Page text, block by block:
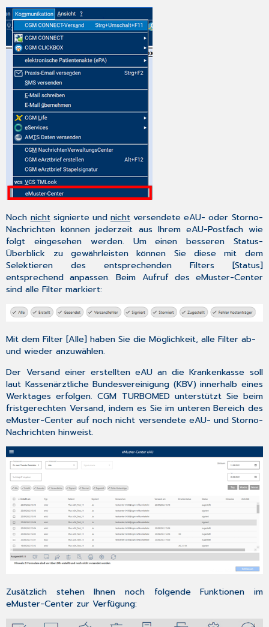
Noch nichtsignierte undnicht versendete eAU- oder Storno-
Nachrichten können jederzeit aus Ihrem eAU-Postfach wie
folgt eingesehen werden. Um einen besseren Status-
Überblick zu gewährleisten können Sie diese mit dem
Selektieren des entsprechenden Filters [Status]
entsprechend anpassen. Beim Aufruf des eMuster-Center
sind alle Filter markiert:
Mit dem Filter [Alle] haben Sie die Möglichkeit, alle Filter ab-
und wieder anzuwählen.
Der Versand einer erstellten eAU an die Krankenkasse soll
laut Kassenärztliche Bundesvereinigung (KBV)innerhalb eines
Werktages erfolgen. CGM TURBOMED unterstützt Sie beim
fristgerechten Versand, indem es Sie im unteren Bereich des
eMuster-Center auf noch nicht versendete eAU- und Storno-
Nachrichten hinweist.
Zusätzlich stehen Ihnen noch folgende Funktionen im
eMuster-Center zur Verfügung: